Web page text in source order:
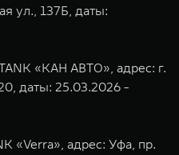
ул., 137Б, даты:
«КАН АВТО», адрес: г.
даты: 25.03.2026 -
«Verra», адрес: Уфа, пр.